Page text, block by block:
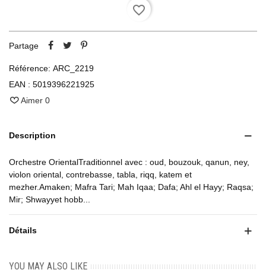
favorite_border
Partage
Référence: ARC_2219
EAN : 5019396221925
Aimer 0
Description
Orchestre OrientalTraditionnel avec : oud, bouzouk, qanun, ney,
violon oriental, contrebasse, tabla, riqq, katem et
mezher.Amaken; Mafra Tari; Mah Iqaa; Dafa; Ahl el Hayy; Raqsa;
Mir; Shwayyet hobb...
Détails
YOU MAY ALSO LIKE